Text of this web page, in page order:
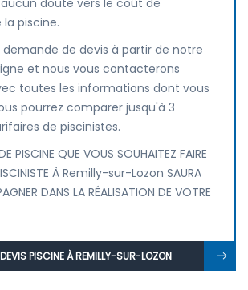
doute vers le coût de
piscine.
demande de devis à partir de notre
et nous vous contacterons
toutes les informations dont vous
pourrez comparer jusqu'à 3
de piscinistes.
PISCINE QUE VOUS SOUHAITEZ FAIRE
À Remilly-sur-Lozon SAURA
DANS LA RÉALISATION DE VOTRE
PISCINE À REMILLY-SUR-LOZON